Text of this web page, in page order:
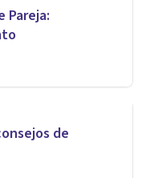
Pareja:
de